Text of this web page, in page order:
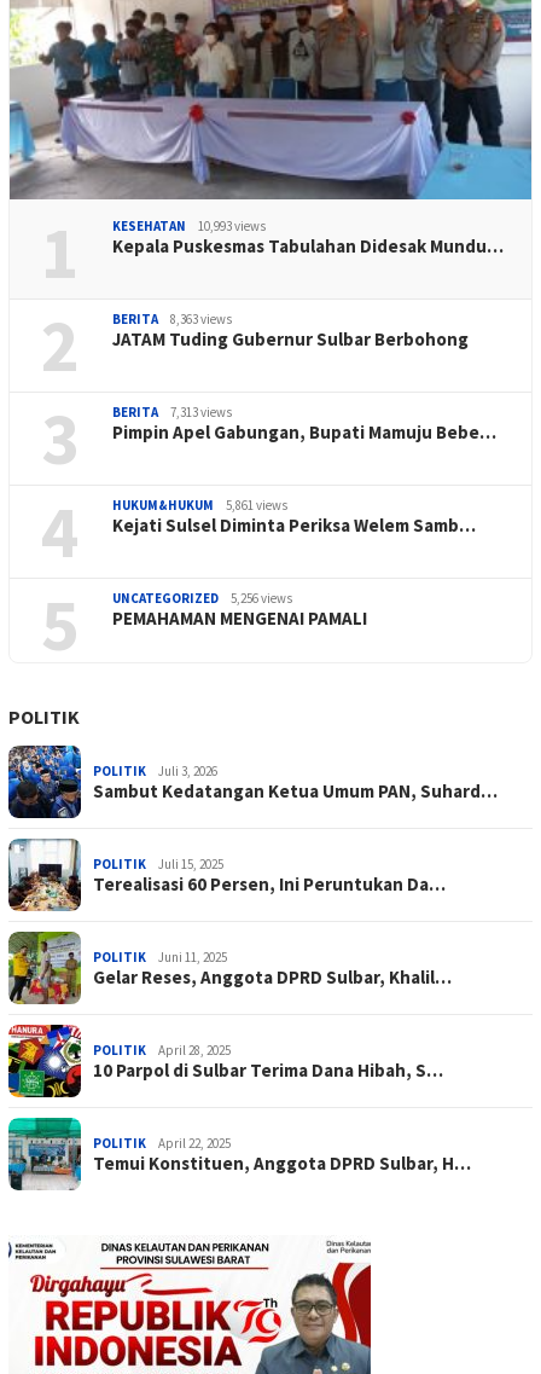
1 KESEHATAN 10,993 views
Kepala Puskesmas Tabulahan Didesak Mundu…
2 BERITA 8,363 views
JATAM Tuding Gubernur Sulbar Berbohong
3 BERITA 7,313 views
Pimpin Apel Gabungan, Bupati Mamuju Bebe…
4 HUKUM&HUKUM 5,861 views
Kejati Sulsel Diminta Periksa Welem Samb…
5 UNCATEGORIZED 5,256 views
PEMAHAMAN MENGENAI PAMALI
POLITIK
POLITIK Juli 3, 2026
Sambut Kedatangan Ketua Umum PAN, Suhard…
POLITIK Juli 15, 2025
Terealisasi 60 Persen, Ini Peruntukan Da…
POLITIK Juni 11, 2025
Gelar Reses, Anggota DPRD Sulbar, Khalil…
POLITIK April 28, 2025
10 Parpol di Sulbar Terima Dana Hibah, S…
POLITIK April 22, 2025
Temui Konstituen, Anggota DPRD Sulbar, H…